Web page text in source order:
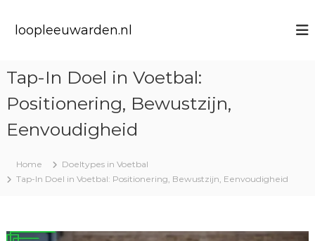
loopleeuwarden.nl
Tap-In Doel in Voetbal:
Positionering, Bewustzijn,
Eenvoudigheid
Home
Doeltypes in Voetbal
Tap-In Doel in Voetbal: Positionering, Bewustzijn, Eenvoudigheid